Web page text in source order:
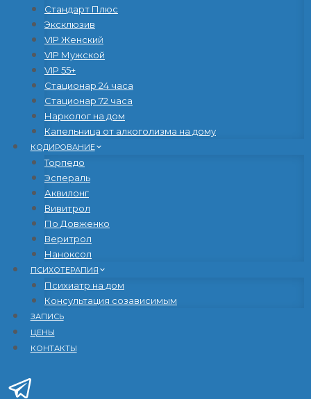
Стандарт Плюс
Эксклюзив
VIP Женский
VIP Мужской
VIP 55+
Стационар 24 часа
Стационар 72 часа
Нарколог на дом
Капельница от алкоголизма на дому
КОДИРОВАНИЕ
Торпедо
Эспераль
Аквилонг
Вивитрол
По Довженко
Веритрол
Наноксол
ПСИХОТЕРАПИЯ
Психиатр на дом
Консультация созависимым
ЗАПИСЬ
ЦЕНЫ
КОНТАКТЫ